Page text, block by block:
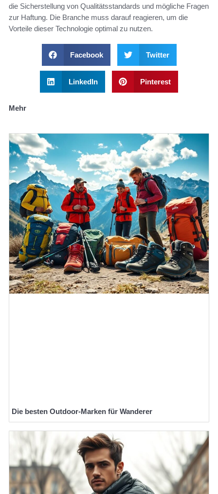
die Sicherstellung von Qualitätsstandards und mögliche Fragen
zur Haftung. Die Branche muss darauf reagieren, um die
Vorteile dieser Technologie optimal zu nutzen.
Facebook Twitter
LinkedIn Pinterest
Mehr
Die besten Outdoor-Marken für Wanderer